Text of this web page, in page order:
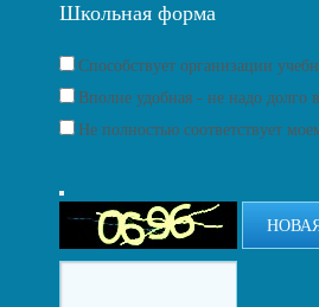
Школьная форма
Способствует организации
Вполне удобная - не надо долго
Не полностью соответствует